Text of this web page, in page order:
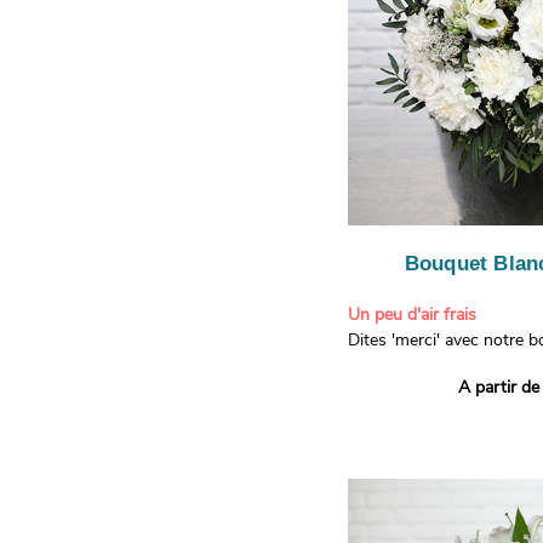
Bouquet
Un peu d'air frais
Dites 'merci' avec notre
de limonium blanc, ce
symbolisent l'amour et
A partir